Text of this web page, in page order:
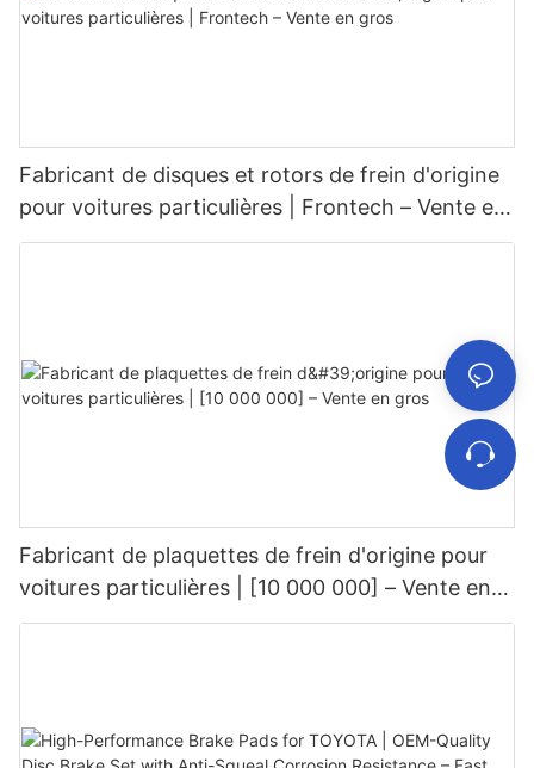
Fabricant de disques et rotors de frein d'origine
pour voitures particulières | Frontech – Vente en
gros
Fabricant de plaquettes de frein d'origine pour
voitures particulières | [10 000 000] – Vente en
gros